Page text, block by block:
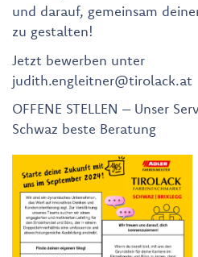
und darauf, gemeinsam
zu gestalten!
Jetzt bewerben unter
judith.engleitner@tirolack.at
OFFENE STELLEN – Unser
Schwaz beste Beratung